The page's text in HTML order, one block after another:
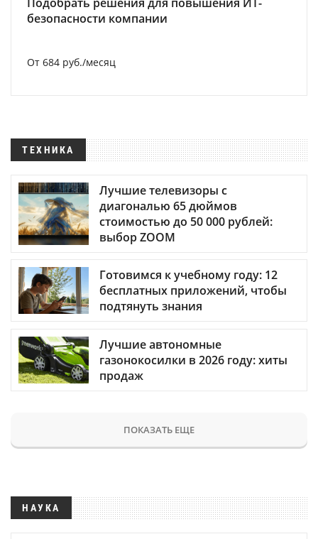
безопасности компании
От 684 руб./месяц
ТЕХНИКА
Лучшие телевизоры с
диагональю 65 дюймов
стоимостью до 50 000 рублей:
выбор ZOOM
Готовимся к учебному году: 12
бесплатных приложений, чтобы
подтянуть знания
Лучшие автономные
газонокосилки в 2026 году: хиты
продаж
ПОКАЗАТЬ ЕЩЕ
НАУКА